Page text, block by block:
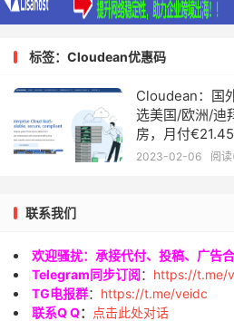
标签：Cloudean优惠码
Cloudean：国
选美国/欧洲/迪
房，月付
2023-02-06 阅
联系我们
欢迎骚扰：承接代付、投稿、广告合
Telegram同步订阅： https://t.me/
TG电报群： https://t.me/veidc
联系Q Q：
点击此处对话